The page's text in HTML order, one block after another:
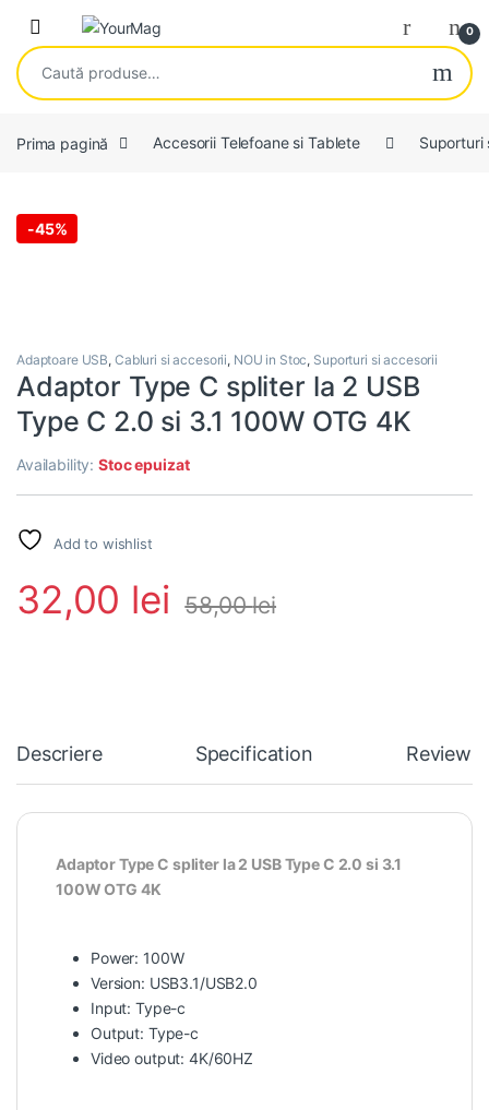
Skip to navigation
Skip to content
Open 0
Caută după:
Prima pagină Accesorii Telefoane si Tablete Suporturi
-45%
Adaptoare USB, Cabluri si accesorii, NOU in Stoc, Suporturi si accesorii
Adaptor Type C spliter la 2 USB
Type C 2.0 si 3.1 100W OTG 4K
Availability:Stoc epuizat
Add to wishlist
32,00 lei 58,00lei
Descriere Specification Reviews
Adaptor Type C spliter la 2 USB Type C 2.0 si 3.1
100W OTG 4K
Power: 100W
Version: USB3.1/USB2.0
Input: Type-c
Output: Type-c
Video output: 4K/60HZ